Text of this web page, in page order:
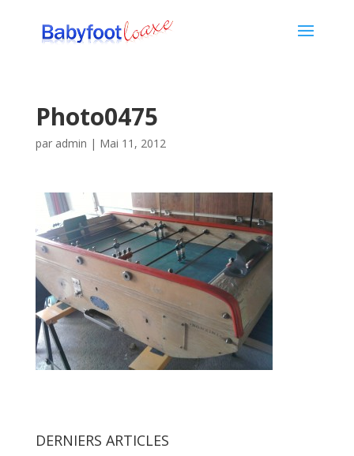
Photo0475
par admin | Mai 11, 2012
DERNIERS ARTICLES